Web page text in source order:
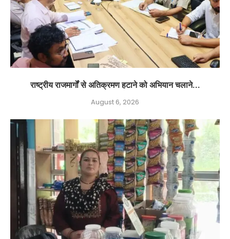
राष्ट्रीय राजमार्गों से अतिक्रमण हटाने को अभियान चलाने...
August 6, 2026